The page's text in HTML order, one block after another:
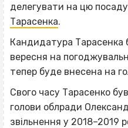
делегувати на цю
Тарасенка.
Кандидатура Тарасенка
вересня на
тепер буде внесена на
Свого часу Тарасенко
голови облради
звільнення у 2018–2019